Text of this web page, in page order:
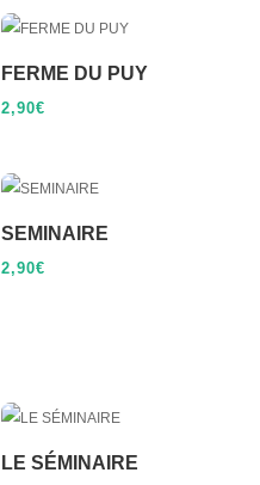
FERME DU PUY
2,90€
SEMINAIRE
2,90€
LE SÉMINAIRE